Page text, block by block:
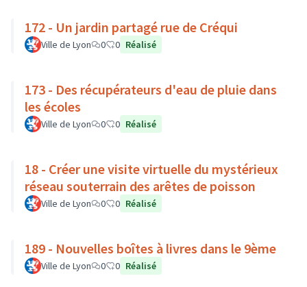
172 - Un jardin partagé rue de Créqui
Ville de Lyon 0 0 Réalisé
173 - Des récupérateurs d'eau de pluie dans
les écoles
Ville de Lyon 0 0 Réalisé
18 - Créer une visite virtuelle du mystérieux
réseau souterrain des arêtes de poisson
Ville de Lyon 0 0 Réalisé
189 - Nouvelles boîtes à livres dans le 9ème
Ville de Lyon 0 0 Réalisé